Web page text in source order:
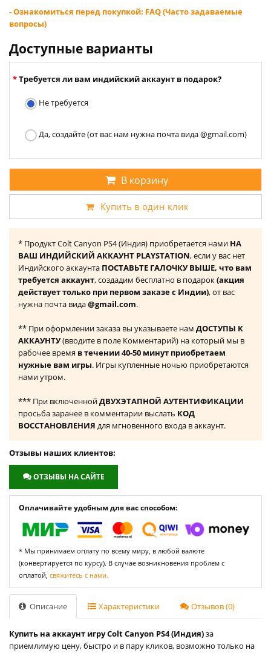
- Ознакомиться перед покупкой: FAQ (Часто задаваемые
вопросы)
Доступные варианты
Требуется ли вам индийский аккаунт в подарок?
Не требуется
Да, создайте (от вас нам нужна почта вида @gmail.com)
В корзину
Купить в один клик
* Продукт Colt Canyon PS4 (Индия) приобретается нами НА
ВАШ ИНДИЙСКИЙ АККАУНТ PLAYSTATION, если у вас нет
Индийского аккаунта ПОСТАВЬТЕ ГАЛОЧКУ ВЫШЕ, что вам
требуется аккаунт, создадим бесплатно в подарок(акция
действует только при первом заказе с Индии), от вас
нужна почта вида@gmail.com.
** При оформлении заказа вы указываете нам ДОСТУПЫ К
АККАУНТУ(вводите в поле Комментарий) на который мы в
рабочее время в течении 40-50 минут приобретаем
нужные вам игры. Игры купленные ночью приобретаются
нами утром.
*** При включеннойДВУХЭТАПНОЙ АУТЕНТИФИКАЦИИ
просьба заранее в комментарии выслать КОД
ВОССТАНОВЛЕНИЯ для мгновенного входа в аккаунт.
Отзывы наших клиентов:
ОТЗЫВЫ НА САЙТЕ
Оплачивайте удобным для вас способом:
* Мы принимаем оплату по всему миру, в любой валюте
(конвертируется по курсу). В случае возникновения проблем с
оплатой, свяжитесь с нами.
Описание Характеристики Отзывов (0)
Купить на аккаунт игру Colt Canyon PS4 (Индия)за
приемлимую цену, быстро и в пару кликов, возможно только на